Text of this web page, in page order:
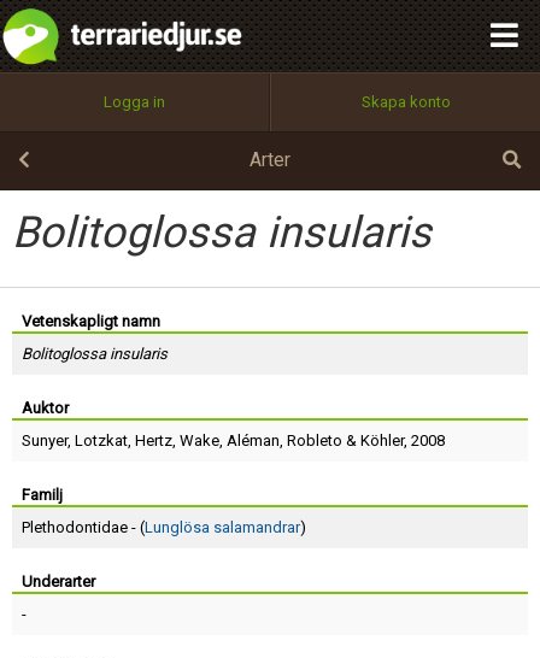
Logga in Skapa konto
Arter
Bolitoglossa insularis
Vetenskapligt namn
Bolitoglossa insularis
Auktor
Sunyer, Lotzkat, Hertz, Wake, Aléman, Robleto & Köhler, 2008
Familj
Plethodontidae - (Lunglösa salamandrar)
Underarter
-
Utför
100%
OK
integritetspolicy
Namn:
Epost:
Lösenord:
Terms of Service
Skapa konto
Begär nytt lösenord
Tillbaka till förstasidan